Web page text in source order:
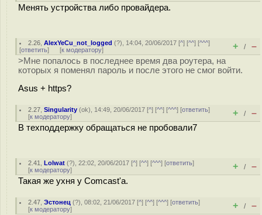
Менять устройства либо провайдера.
2.26 ,AlexYeCu_not_logged (?), 14:04, 20/06/2017 [^] [^^] [^^^]
[ответить] [к модератору] + / –
>Мне попалось в последнее время два роутера, на
которых я поменял пароль и после этого не смог войти.
Asus + https?
2.27 ,Singularity (ok), 14:49, 20/06/2017 [^] [^^] [^^^] [ответить]
[к модератору] + / –
В техподдержку обращаться не пробовали7
2.41 ,Lolwat (?), 22:02, 20/06/2017 [^] [^^] [^^^] [ответить]
[к модератору] + / –
Такая же ухня у Comcast'а.
2.47 ,Эстонец (?), 08:02, 21/06/2017 [^] [^^] [^^^] [ответить]
[к модератору] + / –